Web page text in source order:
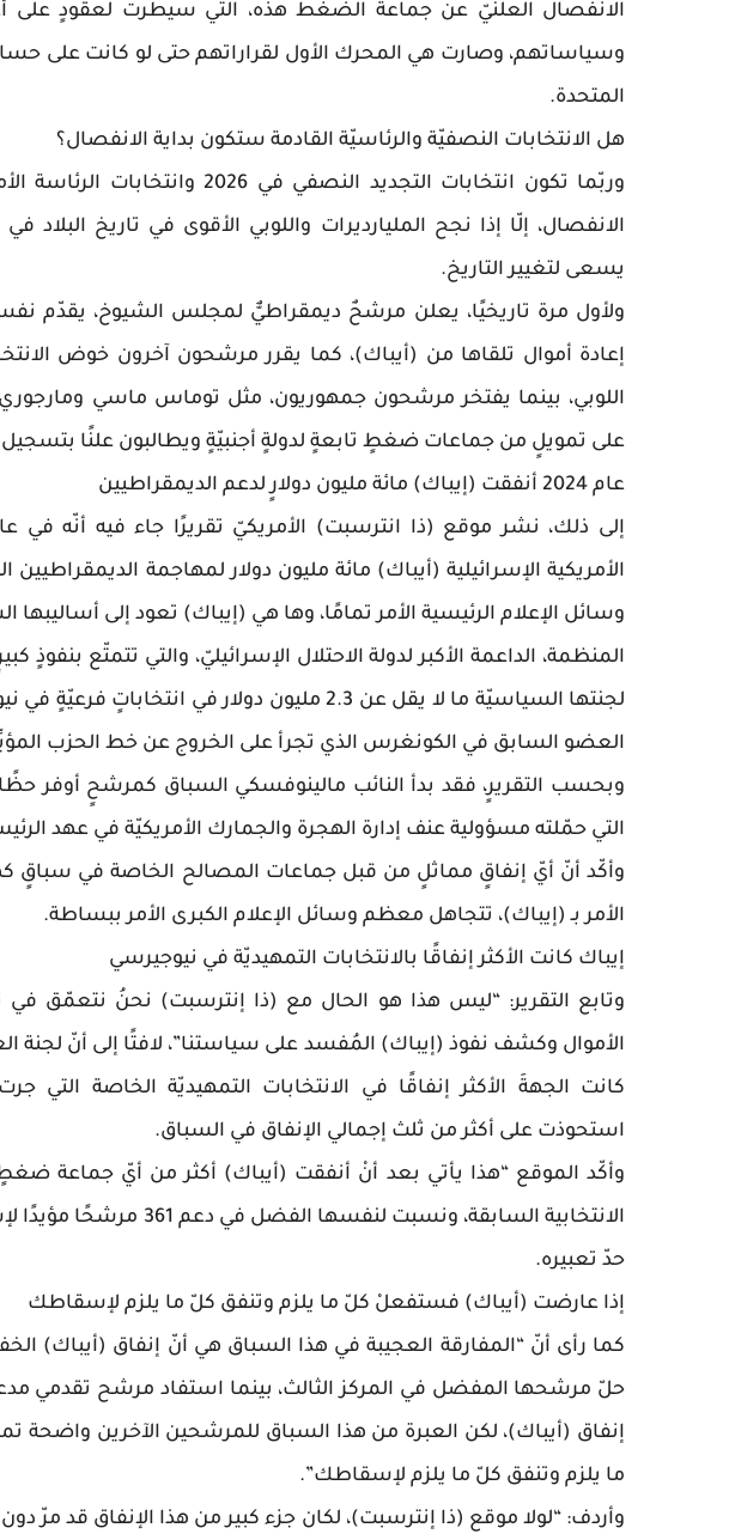
الانفصال العلنيّ عن جماعة الضغط هذه، التي سيطرت لعقودٍ على
وسياساتهم، وصارت هي المحرك الأول لقراراتهم حتى لو كانت على حساب
المتحدة.
هل الانتخابات النصفيّة والرئاسيّة القادمة ستكون بداية الانفصال؟
الانفصال، إلّا إذا نجح المليارديرات واللوبي الأقوى في تاريخ
يسعى لتغيير التاريخ.
ولأول مرة تاريخيًا، يعلن مرشحٌ ديمقراطيٌّ لمجلس الشيوخ، يقدّم
إعادة أموال تلقاها من (أيباك)، كما يقرر مرشحون آخرون خوض
اللوبي، بينما يفتخر مرشحون جمهوريون، مثل توماس ماسي ومارجوري
على تمويلٍ من جماعات ضغطٍ تابعةٍ لدولةٍ أجنبيّةٍ ويطالبون علنًا
عام 2024 أنفقت (إيباك) مائة مليون دولارٍ لدعم الديمقراطيين
الأمريكية الإسرائيلية (أيباك) مائة مليون دولار لمهاجمة
وسائل الإعلام الرئيسية الأمر تمامًا، وها هي (إيباك) تعود إلى أساليبها
المنظمة، الداعمة الأكبر لدولة الاحتلال الإسرائيليّ، والتي تتمتّع بنفوذٍ
لجنتها السياسيّة ما لا يقل عن 2.3 مليون دولار في
العضو السابق في الكونغرس الذي تجرأ على الخروج عن خط الحزب
وبحسب التقريرٍ، فقد بدأ النائب مالينوفسكي السباق كمرشحٍ أوفر
التي حمّلته مسؤولية عنف إدارة الهجرة والجمارك الأمريكيّة في عهد
وأكّد أنّ أيّ إنفاقٍ مماثلٍ من قبل جماعات المصالح الخاصة في سباقٍ
الأمر بـ (إيباك)، تتجاهل معظم وسائل الإعلام الكبرى الأمر ببساطة.
إيباك كانت الأكثر إنفاقًا بالانتخابات التمهيديّة في نيوجيرسي
وتابع التقرير: “ليس هذا هو الحال مع (ذا إنترسبت) نحنُ نتعمّق في
كانت الجهةَ الأكثر إنفاقًا في الانتخابات التمهيديّة الخاصة التي
استحوذت على أكثر من ثلث إجمالي الإنفاق في السباق.
وأكّد الموقع “هذا يأتي بعد أنْ أنفقت (أيباك) أكثر من أيّ جماعة
الانتخابية السابقة، ونسبت
حدّ تعبيره.
إذا عارضت (أيباك) فستفعلْ كلّ ما يلزم وتنفق كلّ ما يلزم لإسقاطك
كما رأى أنّ “المفارقة العجيبة في هذا السباق هي أنّ إنفاق (أيباك)
حلّ مرشحها المفضل في المركز الثالث، بينما استفاد مرشح تقدمي
إنفاق (أيباك)، لكن العبرة من هذا السباق للمرشحين الآخرين واضحة
ما يلزم وتنفق كلّ ما يلزم لإسقاطك”.